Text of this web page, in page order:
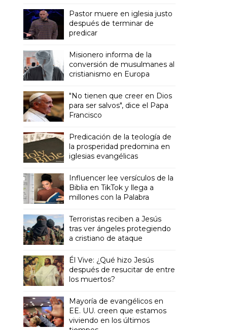
Pastor muere en iglesia justo
después de terminar de
predicar
Misionero informa de la
conversión de musulmanes al
cristianismo en Europa
"No tienen que creer en Dios
para ser salvos", dice el Papa
Francisco
Predicación de la teología de
la prosperidad predomina en
iglesias evangélicas
Influencer lee versículos de la
Biblia en TikTok y llega a
millones con la Palabra
Terroristas reciben a Jesús
tras ver ángeles protegiendo
a cristiano de ataque
Él Vive: ¿Qué hizo Jesús
después de resucitar de entre
los muertos?
Mayoría de evangélicos en
EE. UU. creen que estamos
viviendo en los últimos